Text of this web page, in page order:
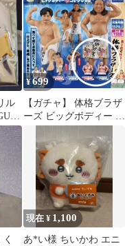
ル
ド
¥699
【ガチャ】 体格ブラザ
ーズ ビッグボディー コ
ルダー 2種
現在 ¥ 1,100
あ*い様 ちいかわ エニ